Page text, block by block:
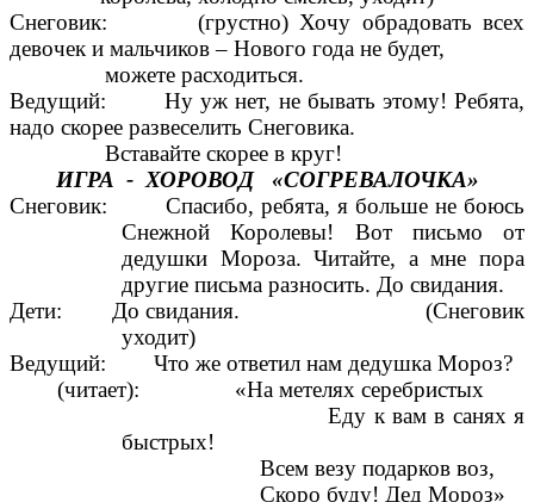
Снеговик: (грустно) Хочу обрадовать всех
девочек и мальчиков – Нового года не будет,
можете расходиться.
Ведущий: Ну уж нет, не бывать этому! Ребята,
надо скорее развеселить Снеговика.
Вставайте скорее в круг!
ИГРА - ХОРОВОД «СОГРЕВАЛОЧКА»
Снеговик: Спасибо, ребята, я больше не боюсь
Снежной Королевы! Вот письмо от
дедушки Мороза. Читайте, а мне пора
другие письма разносить. До свидания.
Дети: До свидания. (Снеговик
уходит)
Ведущий: Что же ответил нам дедушка Мороз?
(читает): «На метелях серебристых
Еду к вам в санях я
быстрых!
Всем везу подарков воз,
Скоро буду! Дед Мороз»